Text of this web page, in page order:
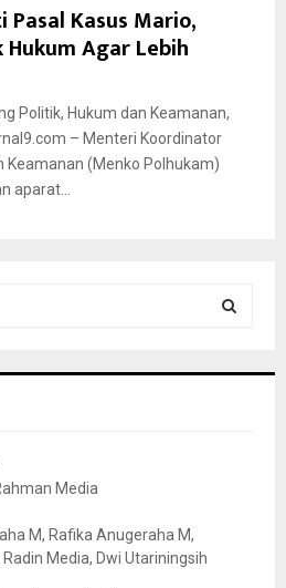
Kasus Mario,
Agar Lebih
Politik, Hukum dan Keamanan,
– Menteri Koordinator
Keamanan (Menko Polhukam)
aparat...
Media
M, Rafika Anugeraha M,
Media, Dwi Utariningsih